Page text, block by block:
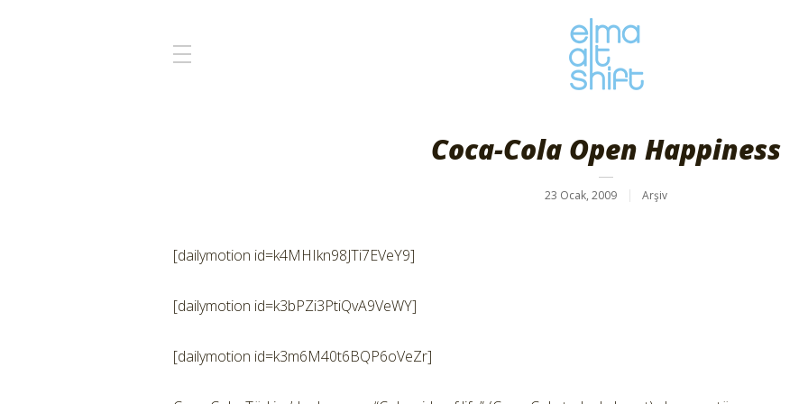
Coca-Cola Open Happiness
23 Ocak, 2009 Arşiv
[dailymotion id=k4MHIkn98JTi7EVeY9]
[dailymotion id=k3bPZi3PtiQvA9VeWY]
[dailymotion id=k3m6M40t6BQP6oVeZr]